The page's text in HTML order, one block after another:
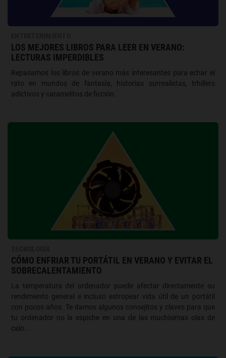
LOS MEJORES LIBROS PARA LEER EN VERANO:
LECTURAS IMPERDIBLES
Repasamos los libros de verano más interesantes para echar el
rato en mundos de fantasía, historias surrealistas, trhillers
adictivos y caramelitos de ficción.
CÓMO ENFRIAR TU PORTÁTIL EN VERANO Y EVITAR EL
SOBRECALENTAMIENTO
La temperatura del ordenador puede afectar directamente su
rendimiento general e incluso estropear vida útil de un portátil
con pocos años. Te damos algunos consejitos y claves para que
tu ordenador no la espiche en una de las muchísimas olas de
calo...